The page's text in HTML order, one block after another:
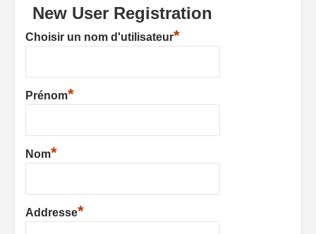
New User Registration
Choisir un nom d'utilisateur*
Prénom*
Nom*
Addresse*